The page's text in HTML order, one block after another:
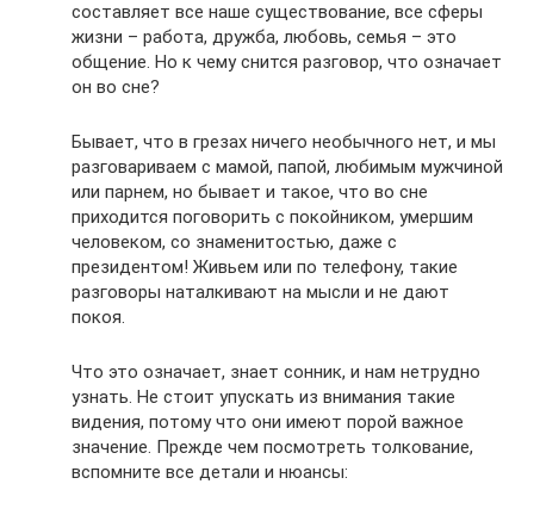
составляет все наше существование, все сферы
жизни – работа, дружба, любовь, семья – это
общение. Но к чему снится разговор, что означает
он во сне?
Бывает, что в грезах ничего необычного нет, и мы
разговариваем с мамой, папой, любимым мужчиной
или парнем, но бывает и такое, что во сне
приходится поговорить с покойником, умершим
человеком, со знаменитостью, даже с
президентом! Живьем или по телефону, такие
разговоры наталкивают на мысли и не дают
покоя.
Что это означает, знает сонник, и нам нетрудно
узнать. Не стоит упускать из внимания такие
видения, потому что они имеют порой важное
значение. Прежде чем посмотреть толкование,
вспомните все детали и нюансы: